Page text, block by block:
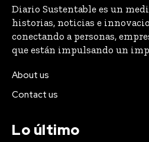
Diario Sustentable es un
historias, noticias e
conectando a personas,
que están impulsando un
About us
Contact us
Lo último